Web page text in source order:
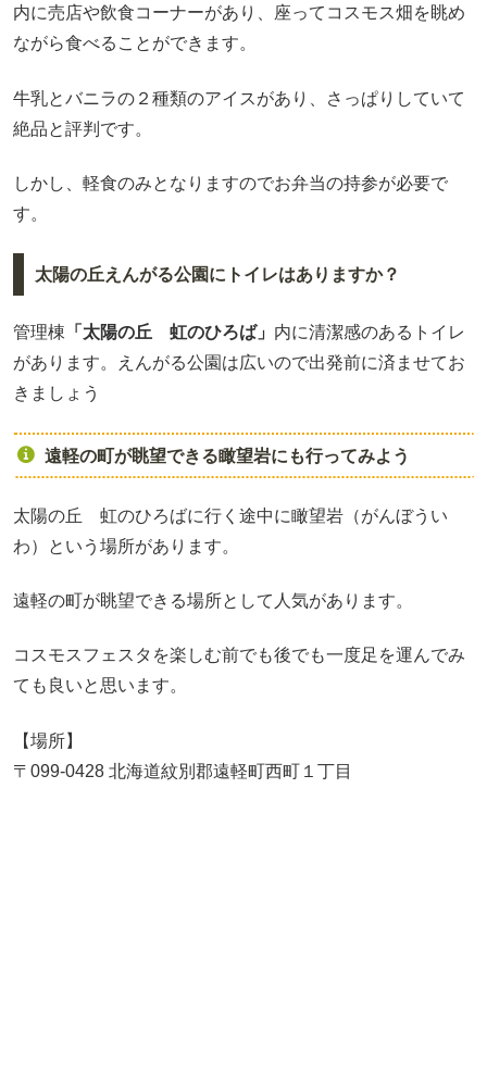
内に売店や飲食コーナーがあり、座ってコスモス畑を眺め
ながら食べることができます。
牛乳とバニラの２種類のアイスがあり、さっぱりしていて
絶品と評判です。
しかし、軽食のみとなりますのでお弁当の持参が必要で
す。
太陽の丘えんがる公園にトイレはありますか？
管理棟 「太陽の丘 虹のひろば」 内に清潔感のあるトイレ
があります。えんがる公園は広いので出発前に済ませてお
きましょう
遠軽の町が眺望できる瞰望岩にも行ってみよう
太陽の丘 虹のひろばに行く途中に瞰望岩（がんぼうい
わ）という場所があります。
遠軽の町が眺望できる場所として人気があります。
コスモスフェスタを楽しむ前でも後でも一度足を運んでみ
ても良いと思います。
【場所】
〒099-0428 北海道紋別郡遠軽町西町１丁目